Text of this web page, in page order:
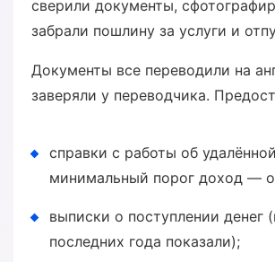
сверили документы,
забрали пошлину за услуги и
Документы все переводили на
заверяли у переводчика.
справки с работы об
минимальный порог доход —
выписки о поступлении денег
последних года показали);